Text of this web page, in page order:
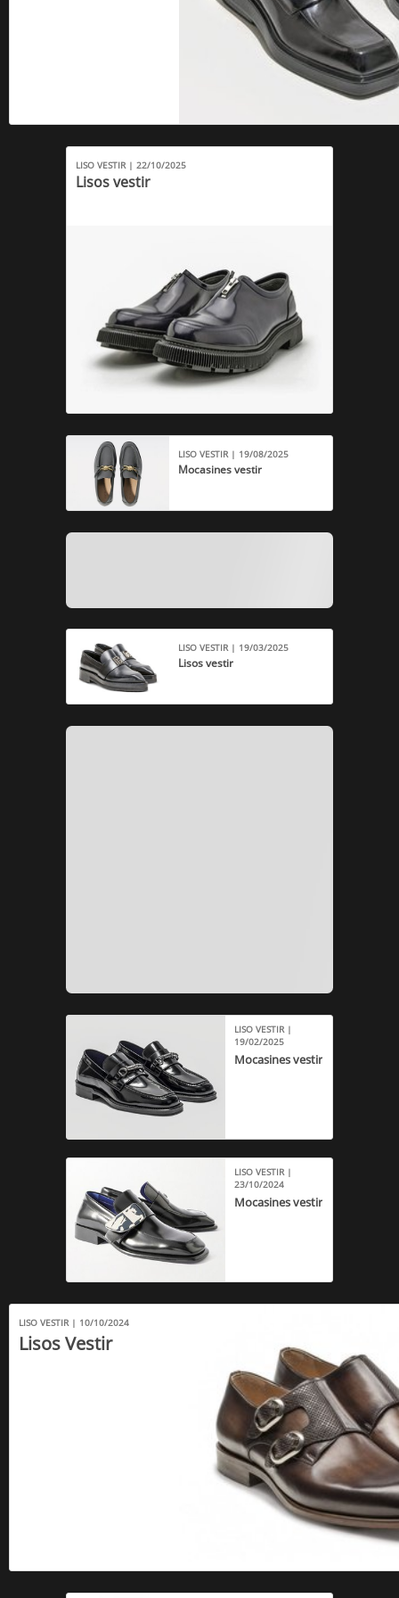
LISO VESTIR | 22/10/2025
Lisos vestir
LISO VESTIR | 19/08/2025
Mocasines vestir
LISO VESTIR | 19/03/2025
Lisos vestir
LISO VESTIR |
19/02/2025
Mocasines vestir
LISO VESTIR |
23/10/2024
Mocasines vestir
LISO VESTIR | 10/10/2024
Lisos Vestir